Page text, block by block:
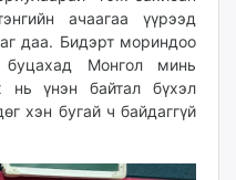
ачаагаа үүрээд
даа. Бидэрт мориндоо
Монгол минь
нь үнэн байтал бүхэл
хэн бугай ч байдаггүй